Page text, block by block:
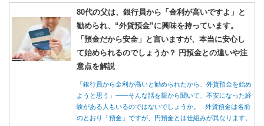
80代の父は、銀行員から「金利が高いですよ」と
勧められ、“外貨預金”に興味を持っています。
「預金だから安全」と言いますが、本当に安心し
て始められるのでしょうか？ 円預金との違いや注
意点を解説
「銀行員から金利が高いと勧められたから、外貨預金を始め
ようと思う」――そんな話を親から聞いて、不安になった経
験がある人もいるのではないでしょうか。 外貨預金は名前
のとおり「預金」ですが、円預金とは仕組みが異なります。